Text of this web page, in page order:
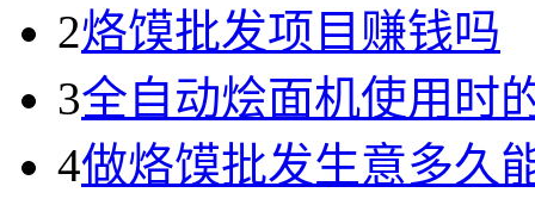
2烙馍批发项目赚钱吗
3全自动烩面机使用时
4做烙馍批发生意多久